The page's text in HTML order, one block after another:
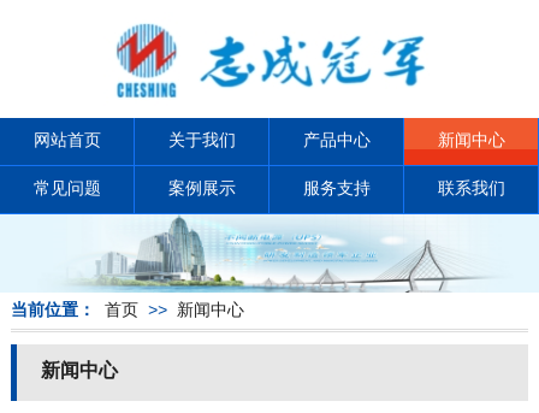
网站首页 关于我们 产品中心 新闻中心
常见问题 案例展示 服务支持 联系我们
当前位置： 首页 >> 新闻中心
新闻中心